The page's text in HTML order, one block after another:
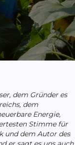
dem Gründer es
dem
Energie,
Stimme für
und dem Autor des